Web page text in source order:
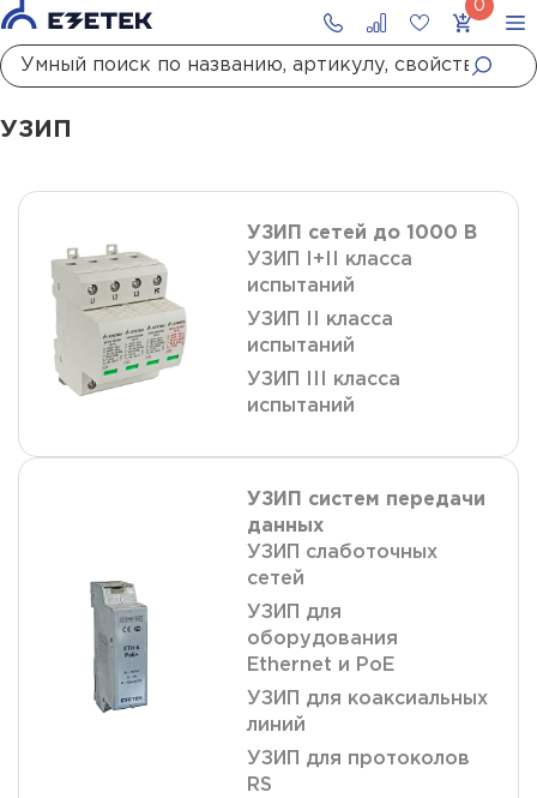
ГлавнаяКаталог УЗИП
УЗИП
УЗИП сетей до 1000 В
УЗИП I+II класса
испытаний
УЗИП II класса
испытаний
УЗИП III класса
испытаний
УЗИП систем передачи
данных
УЗИП слаботочных
сетей
УЗИП для
оборудования
Ethernet и PoE
УЗИП для коаксиальных
линий
УЗИП для протоколов
RS